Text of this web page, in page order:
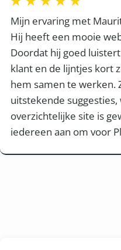
Mijn ervaring met
Hij heeft een mooie
Doordat hij goed
klant en de lijntjes kort
hem samen te werken.
uitstekende
overzichtelijke site is
iedereen aan om voor